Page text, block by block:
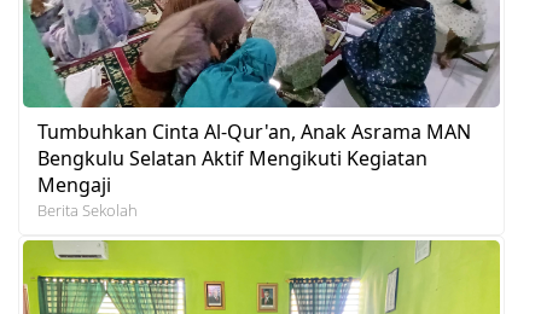
Tumbuhkan Cinta Al-Qur'an, Anak Asrama MAN
Bengkulu Selatan Aktif Mengikuti Kegiatan
Mengaji
Berita Sekolah